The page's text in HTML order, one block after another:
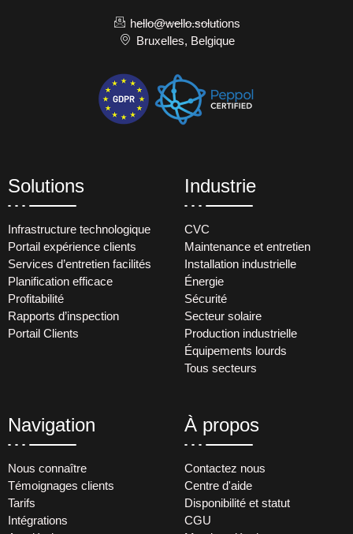
hello@wello.solutions
Bruxelles, Belgique
Solutions
Infrastructure technologique
Portail expérience clients
Services d’entretien facilités
Planification efficace
Profitabilité
Rapports d’inspection
Portail Clients
Industrie
CVC
Maintenance et entretien
Installation industrielle
Énergie
Sécurité
Secteur solaire
Production industrielle
Équipements lourds
Tous secteurs
Navigation
Nous connaître
Témoignages clients
Tarifs
Intégrations
À propos
Contactez nous
Centre d'aide
Disponibilité et statut
CGU